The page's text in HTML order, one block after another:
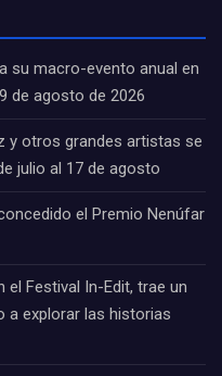
su macro-evento anual en
de agosto de 2026
y otros grandes artistas se
julio al 17 de agosto
el Premio Nenúfar
Festival In-Edit, trae un
a explorar las historias